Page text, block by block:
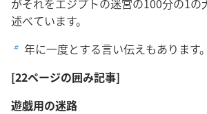
がそれをエジプトの迷宮の100分の1の
述べています。
b 年に一度とする言い伝えもあります。
[22ページの囲み記事]
遊戯用の迷路